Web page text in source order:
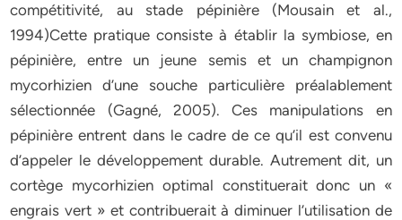
compétitivité, au stade pépinière (Mousain et al.,
1994)Cette pratique consiste à établir la symbiose, en
pépinière, entre un jeune semis et un champignon
mycorhizien d’une souche particulière préalablement
sélectionnée (Gagné, 2005). Ces manipulations en
pépinière entrent dans le cadre de ce qu’il est convenu
d’appeler le développement durable. Autrement dit, un
cortège mycorhizien optimal constituerait donc un «
engrais vert » et contribuerait à diminuer l’utilisation de